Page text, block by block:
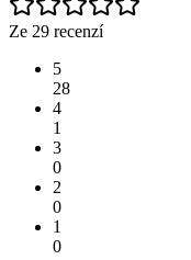
Ze 29 recenzí
5
28
4
1
3
0
2
0
1
0